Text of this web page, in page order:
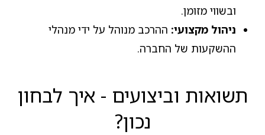
ובשווי מזומן.
ניהול מקצועי: ההרכב מנוהל על ידי מנהלי
ההשקעות של החברה.
תשואות וביצועים - איך לבחון
נכון?